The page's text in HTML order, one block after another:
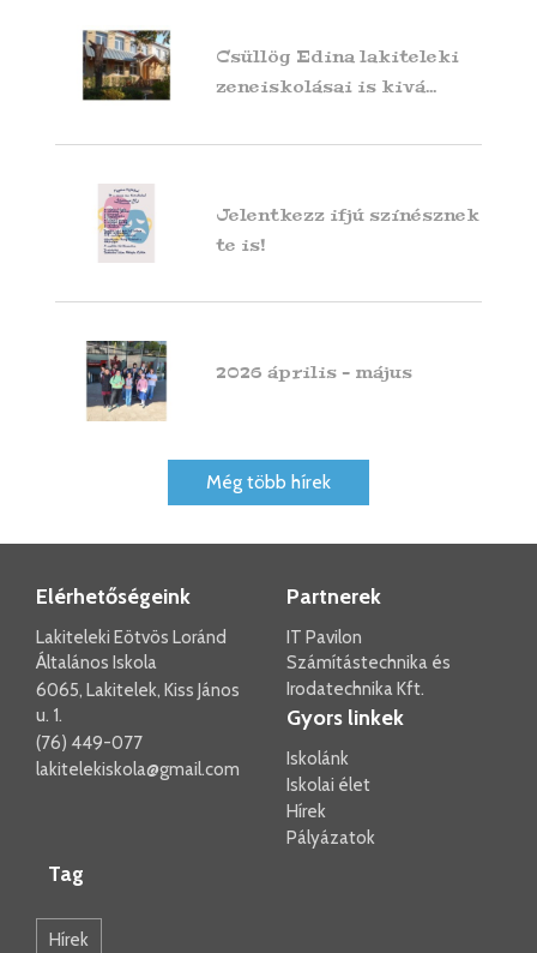
Csüllög Edina lakiteleki
zeneiskolásai is kivá...
Jelentkezz ifjú színésznek
te is!
2026 április - május
Még több hírek
Elérhetőségeink
Lakiteleki Eötvös Loránd
Általános Iskola
6065, Lakitelek, Kiss János
u. 1.
(76) 449-077
lakitelekiskola@gmail.com
Partnerek
IT Pavilon
Számítástechnika és
Irodatechnika Kft.
Gyors linkek
Iskolánk
Iskolai élet
Hírek
Pályázatok
Tag
Hírek